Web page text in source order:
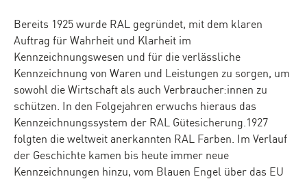
Bereits 1925 wurde RAL gegründet, mit dem klaren
Auftrag für Wahrheit und Klarheit im
Kennzeichnungswesen und für die verlässliche
Kennzeichnung von Waren und Leistungen zu sorgen, um
sowohl die Wirtschaft als auch Verbraucher:innen zu
schützen. In den Folgejahren erwuchs hieraus das
Kennzeichnungssystem der RAL Gütesicherung.1927
folgten die weltweit anerkannten RAL Farben. Im Verlauf
der Geschichte kamen bis heute immer neue
Kennzeichnungen hinzu, vom Blauen Engel über das EU